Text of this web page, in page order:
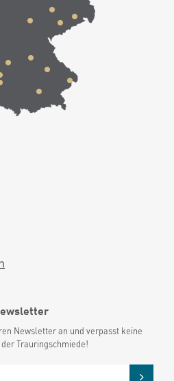
Newsletter an und verpasst keine
Trauringschmiede!